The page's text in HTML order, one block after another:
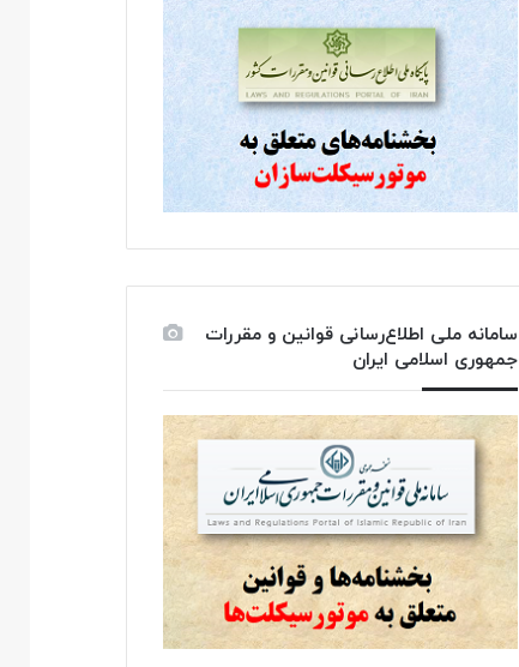
سامانه ملی اطلاع‌رسانی قوانین و مقررات
جمهوری اسلامی ایران